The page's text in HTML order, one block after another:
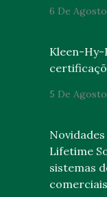
6 De
Kleen-Hy-
5 De
Lifetime
sistemas